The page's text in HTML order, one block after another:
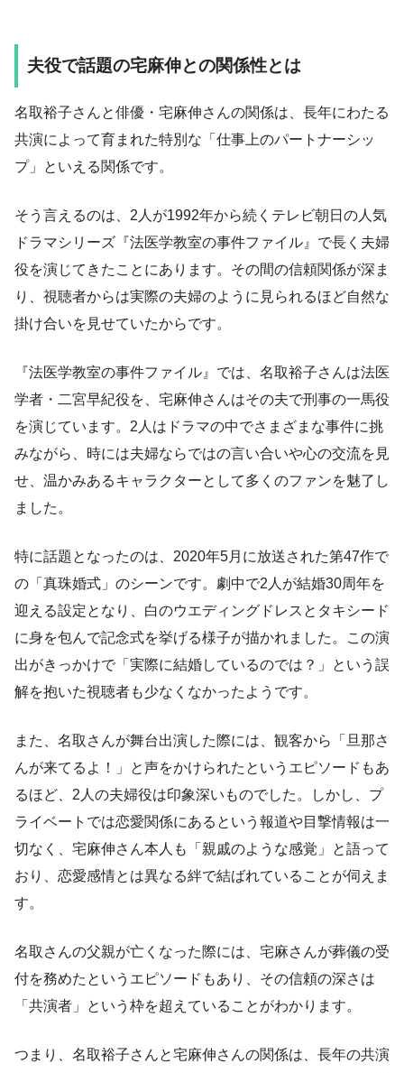
夫役で話題の宅麻伸との関係性とは
名取裕子さんと俳優・宅麻伸さんの関係は、長年にわたる
共演によって育まれた特別な「仕事上のパートナーシッ
プ」といえる関係です。
そう言えるのは、2人が1992年から続くテレビ朝日の人気
ドラマシリーズ『法医学教室の事件ファイル』で長く夫婦
役を演じてきたことにあります。その間の信頼関係が深ま
り、視聴者からは実際の夫婦のように見られるほど自然な
掛け合いを見せていたからです。
『法医学教室の事件ファイル』では、名取裕子さんは法医
学者・二宮早紀役を、宅麻伸さんはその夫で刑事の一馬役
を演じています。2人はドラマの中でさまざまな事件に挑
みながら、時には夫婦ならではの言い合いや心の交流を見
せ、温かみあるキャラクターとして多くのファンを魅了し
ました。
特に話題となったのは、2020年5月に放送された第47作で
の「真珠婚式」のシーンです。劇中で2人が結婚30周年を
迎える設定となり、白のウエディングドレスとタキシード
に身を包んで記念式を挙げる様子が描かれました。この演
出がきっかけで「実際に結婚しているのでは？」という誤
解を抱いた視聴者も少なくなかったようです。
また、名取さんが舞台出演した際には、観客から「旦那さ
んが来てるよ！」と声をかけられたというエピソードもあ
るほど、2人の夫婦役は印象深いものでした。しかし、プ
ライベートでは恋愛関係にあるという報道や目撃情報は一
切なく、宅麻伸さん本人も「親戚のような感覚」と語って
おり、恋愛感情とは異なる絆で結ばれていることが伺えま
す。
名取さんの父親が亡くなった際には、宅麻さんが葬儀の受
付を務めたというエピソードもあり、その信頼の深さは
「共演者」という枠を超えていることがわかります。
つまり、名取裕子さんと宅麻伸さんの関係は、長年の共演